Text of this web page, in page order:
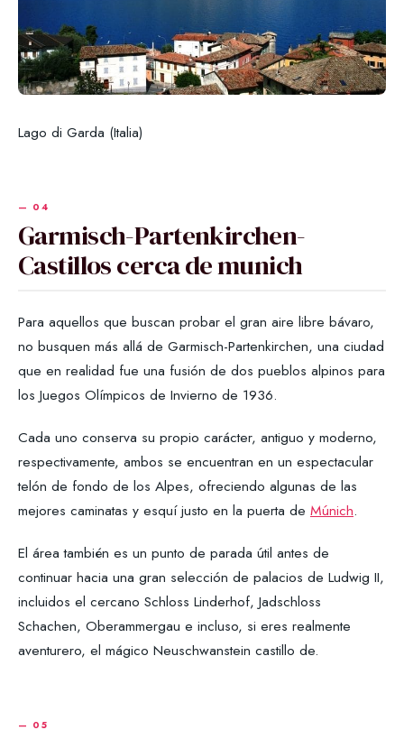
Lago di Garda (Italia)
Garmisch-Partenkirchen-
Castillos cerca de munich
Para aquellos que buscan probar el gran aire libre bávaro,
no busquen más allá de Garmisch-Partenkirchen, una ciudad
que en realidad fue una fusión de dos pueblos alpinos para
los Juegos Olímpicos de Invierno de 1936.
Cada uno conserva su propio carácter, antiguo y moderno,
respectivamente, ambos se encuentran en un espectacular
telón de fondo de los Alpes, ofreciendo algunas de las
mejores caminatas y esquí justo en la puerta de Múnich.
El área también es un punto de parada útil antes de
continuar hacia una gran selección de palacios de Ludwig II,
incluidos el cercano Schloss Linderhof, Jadschloss
Schachen, Oberammergau e incluso, si eres realmente
aventurero, el mágico Neuschwanstein castillo de.